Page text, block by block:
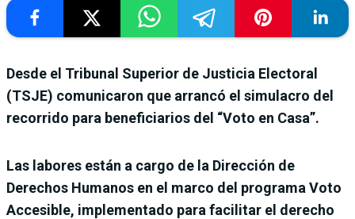
Desde el Tribunal Superior de Justicia Electoral
(TSJE) comunicaron que arrancó el simulacro del
recorrido para beneficiarios del “Voto en Casa”.
Las labores están a cargo de la Dirección de
Derechos Humanos en el marco del programa Voto
Accesible, implementado para facilitar el derecho